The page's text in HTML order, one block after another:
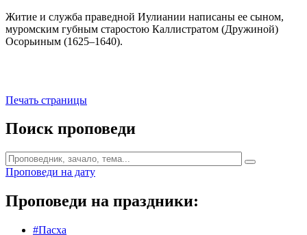
Житие и служба праведной Иулиании написаны ее сыном,
муромским губным старостою Каллистратом (Дружиной)
Осорьиным (1625–1640).
Печать страницы
Поиск проповеди
Проповеди на дату
Проповеди на праздники:
#Пасха